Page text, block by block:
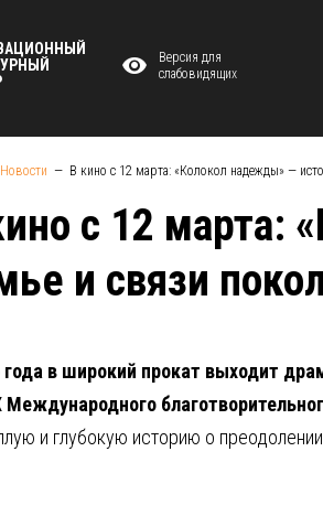
Версия для
слабовидящих
Новости В кино с 12 марта: «Колокол надежды» —
с 12 марта:
и связи
года в широкий прокат выходит
и глубокую историю о